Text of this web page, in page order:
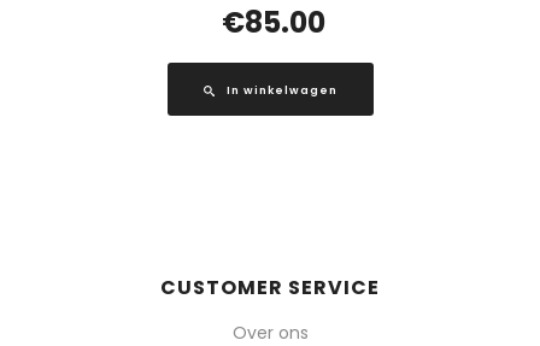
€85.00
In winkelwagen
CUSTOMER SERVICE
Over ons